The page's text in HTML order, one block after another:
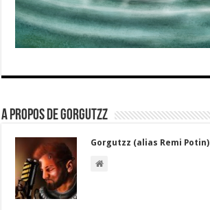
A propos de gorgutzz
Gorgutzz (alias Remi Potin)